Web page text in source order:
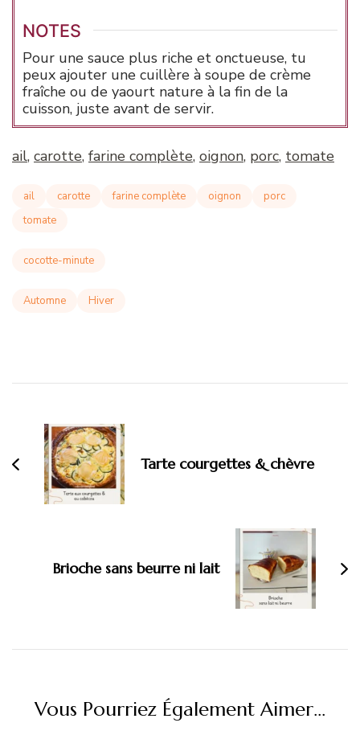
NOTES
Pour une sauce plus riche et onctueuse, tu
peux ajouter une cuillère à soupe de crème
fraîche ou de yaourt nature à la fin de la
cuisson, juste avant de servir.
ail, carotte, farine complète, oignon, porc, tomate
ail carotte farine complète oignon
porc
tomate
cocotte-minute
Automne Hiver
d'article
Tarte courgettes & chèvre
Brioche sans beurre ni lait
Vous Pourriez Également Aimer...